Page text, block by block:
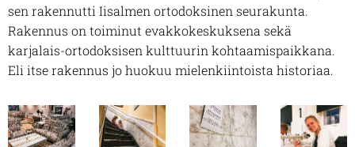
sen rakennutti Iisalmen ortodoksinen seurakunta.
Rakennus on toiminut evakkokeskuksena sekä
karjalais-ortodoksisen kulttuurin kohtaamispaikkana.
Eli itse rakennus jo huokuu mielenkiintoista historiaa.